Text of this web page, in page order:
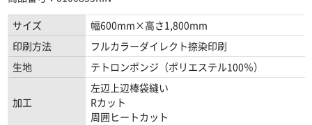
サイズ
幅600mm×高さ1,800mm
印刷方法
フルカラーダイレクト捺染印刷
生地
テトロンポンジ（ポリエステル100％）
加工
左辺上辺棒袋縫い
Rカット
周囲ヒートカット